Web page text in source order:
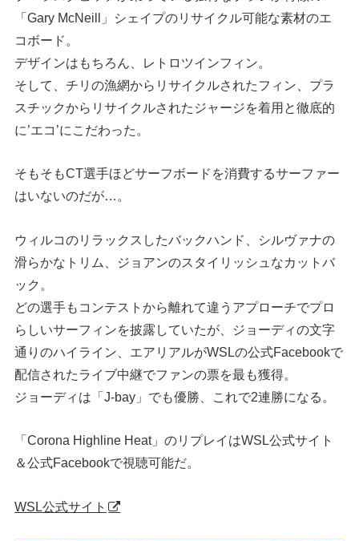
「Gary McNeill」シェイプのリサイクル可能な素材のエ
コボード。
デザインはもちろん、レトロツインフィン。
そして、チリの漁網からリサイクルされたフィン、プラ
スチックからリサイクルされたジャージを着用と徹底的
に’エコ’にこだわった。
そもそもCT選手ほどサーフボードを消費するサーファー
はいないのだが…。
ウィルコのリラックスしたバックハンド、シルヴァナの
滑らかなトリム、ジョアンのスタイリッシュなカットバ
ック。
どの選手もコンテストから離れて違うアプローチでプロ
らしいサーフィンを披露していたが、ジョーディの文字
通りのハイライン、エアリアルがWSLの公式Facebookで
配信されたライブ中継でファンの票を最も獲得。
ジョーディは「J-bay」でも優勝、これで2連勝になる。
「Corona Highline Heat」のリプレイはWSL公式サイト
＆公式Facebookで視聴可能だ。
WSL公式サイト